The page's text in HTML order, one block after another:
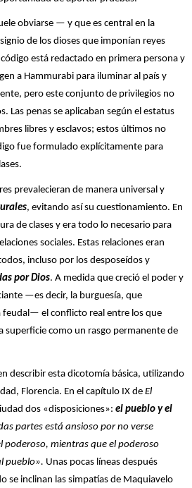
obviarse — y que es central en la
de los dioses que imponían reyes
está redactado en primera persona y
a Hammurabi para iluminar al país y
pero este conjunto de privilegios no
Las penas se aplicaban según el estatus
libres y esclavos; estos últimos no
fue formulado explícitamente para
prevalecieran de manera universal y
, evitando así su cuestionamiento. En
de clases y era todo lo necesario para
sociales. Estas relaciones eran
incluso por los desposeídos y
por Dios. A medida que creció el poder y
—es decir, la burguesía, que
feudal— el conflicto real entre los que
superficie como un rasgo permanente de
describir esta dicotomía básica, utilizando
Florencia. En el capítulo IX de El
dos «disposiciones»: el pueblo y el
partes está ansioso por no verse
mientras que el poderoso
pueblo». Unas pocas líneas después
se inclinan las simpatías de Maquiavelo